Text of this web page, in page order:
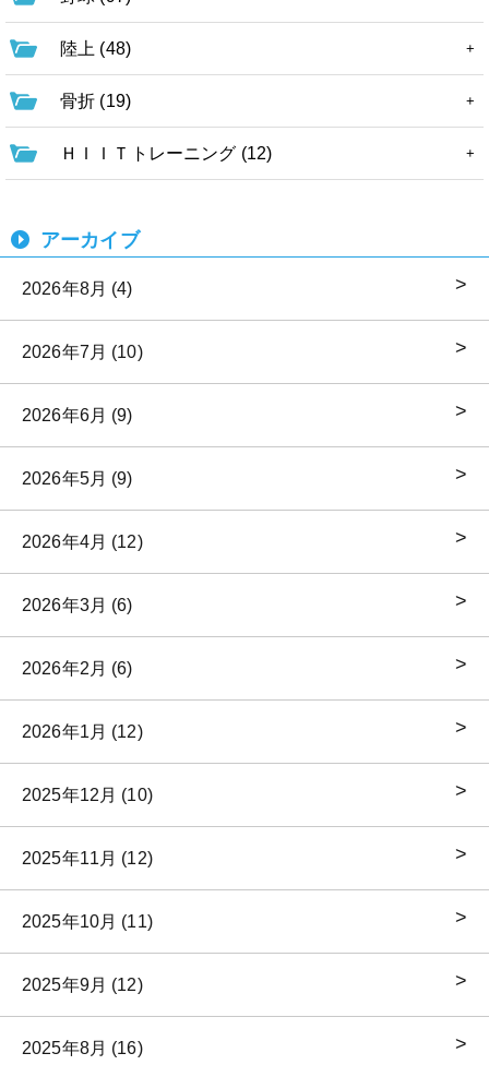
陸上 (48)
骨折 (19)
ＨＩＩＴトレーニング (12)
アーカイブ
2026年8月 (4)
2026年7月 (10)
2026年6月 (9)
2026年5月 (9)
2026年4月 (12)
2026年3月 (6)
2026年2月 (6)
2026年1月 (12)
2025年12月 (10)
2025年11月 (12)
2025年10月 (11)
2025年9月 (12)
2025年8月 (16)